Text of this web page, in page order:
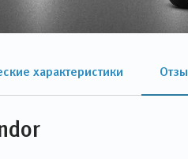
характеристики